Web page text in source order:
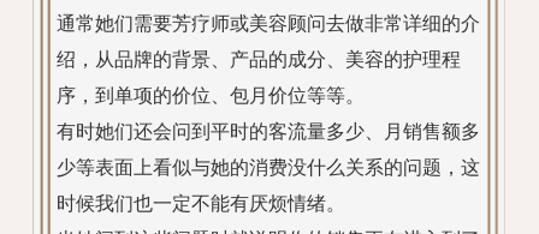
通常她们需要芳疗师或美容顾问去做非常详细的介
绍，从品牌的背景、产品的成分、美容的护理程
序，到单项的价位、包月价位等等。
有时她们还会问到平时的客流量多少、月销售额多
少等表面上看似与她的消费没什么关系的问题，这
时候我们也一定不能有厌烦情绪。